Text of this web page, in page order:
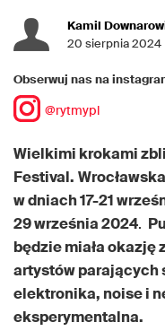
Kamil
20 sierpnia 2024
Obserwuj nas na
@rytmypl
Wielkimi krokami
Festival.
w dniach 17-21
29 września 2024.
będzie miała
artystów parających
elektronika, noise i
eksperymentalna.